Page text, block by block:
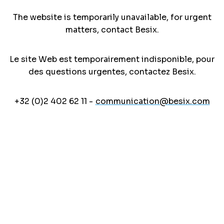
The website is temporarily unavailable, for urgent
matters, contact Besix.
Le site Web est temporairement indisponible, pour
des questions urgentes, contactez Besix.
+32 (0)2 402 62 11 - communication@besix.com